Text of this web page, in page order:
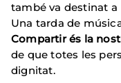
també va destinat a
Una tarda de
Compartir és la
de que totes les
dignitat.